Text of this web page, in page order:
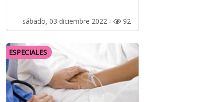
sábado, 03 diciembre 2022 - 92
ESPECIALES